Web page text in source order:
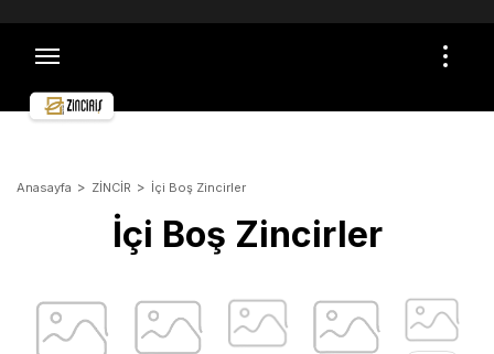
TOPTAN ALIŞVERİŞLER İÇİN İLETİŞİME GEÇİN
Anasayfa ZİNCİR İçi Boş Zincirler
İçi Boş Zincirler